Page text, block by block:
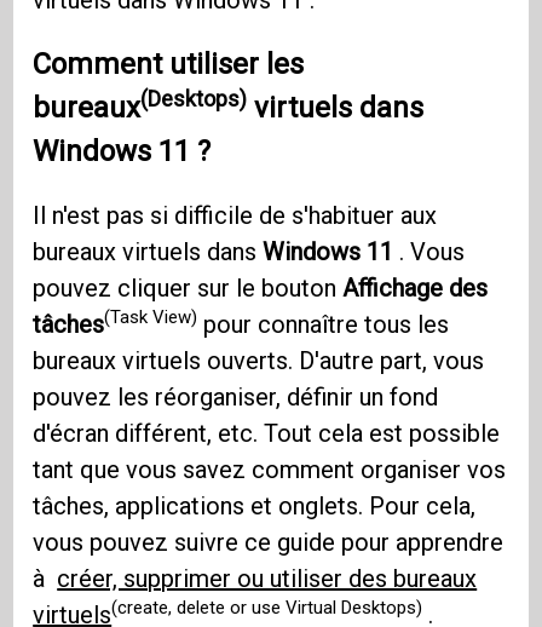
Comment utiliser les
bureaux(Desktops) virtuels dans
Windows 11 ?
Il n'est pas si difficile de s'habituer aux
bureaux virtuels dansWindows 11 . Vous
pouvez cliquer sur le bouton Affichage des
tâches(Task View) pour connaître tous les
bureaux virtuels ouverts. D'autre part, vous
pouvez les réorganiser, définir un fond
d'écran différent, etc. Tout cela est possible
tant que vous savez comment organiser vos
tâches, applications et onglets. Pour cela,
vous pouvez suivre ce guide pour apprendre
à créer, supprimer ou utiliser des bureaux
virtuels(create, delete or use Virtual Desktops) .